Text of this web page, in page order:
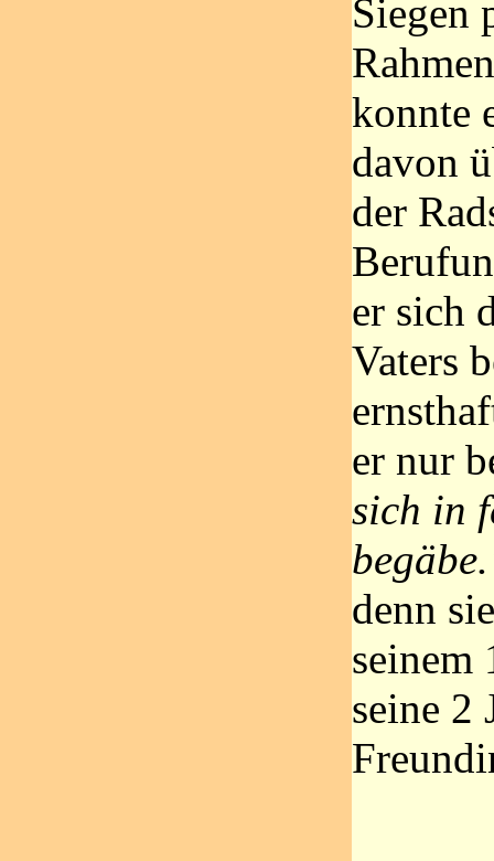
Siegen
konnte
davon
der
er sich
Vaters
er nur
sich in
denn
seinem
seine 2